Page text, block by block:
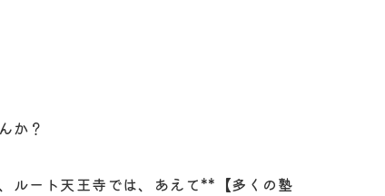
か？
ルート天王寺では、あえて**【多くの塾